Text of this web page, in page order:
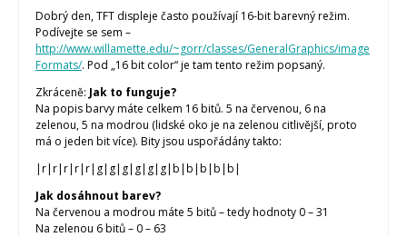
Dobrý den, TFT displeje často používají 16-bit barevný režim.
Podívejte se sem –
http://www.willamette.edu/~gorr/classes/GeneralGraphics/image
Formats/. Pod „16 bit color“ je tam tento režim popsaný.
Zkráceně: Jak to funguje?
Na popis barvy máte celkem 16 bitů. 5 na červenou, 6 na
zelenou, 5 na modrou (lidské oko je na zelenou citlivější, proto
má o jeden bit více). Bity jsou uspořádány takto:
|r|r|r|r|r|g|g|g|g|g|g|b|b|b|b|b|
Jak dosáhnout barev?
Na červenou a modrou máte 5 bitů – tedy hodnoty 0 – 31
Na zelenou 6 bitů – 0 – 63